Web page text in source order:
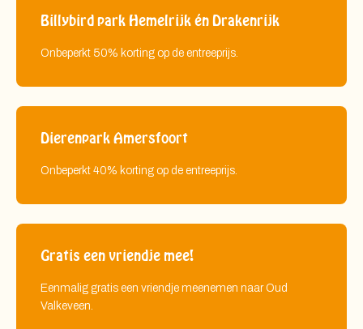
Billybird park Hemelrijk én Drakenrijk
Onbeperkt 50% korting op de entreeprijs.
Dierenpark Amersfoort
Onbeperkt 40% korting op de entreeprijs.
Gratis een vriendje mee!
Eenmalig gratis een vriendje meenemen naar Oud
Valkeveen.